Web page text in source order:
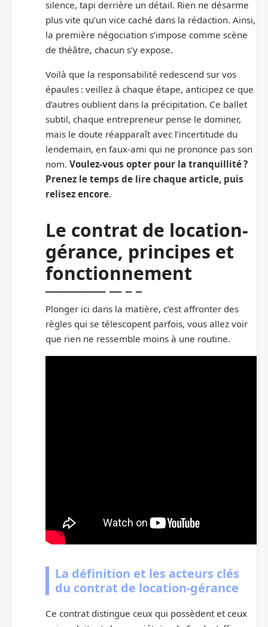
silence, tapi derrière un détail. Rien ne désarme
plus vite qu’un vice caché dans la rédaction. Ainsi,
la première négociation s’impose comme scène
de théâtre, chacun s’y expose.
Voilà que la responsabilité redescend sur vos
épaules : veillez à chaque étape, anticipez ce que
d’autres oublient dans la précipitation. Ce ballet
subtil, chaque entrepreneur pense le dominer,
mais le doute réapparaît avec l’incertitude du
lendemain, en faux-ami qui ne prononce pas son
nom. Voulez-vous opter pour la tranquillité ?
Prenez le temps de lire chaque article, puis
relisez encore.
Le contrat de location-
gérance, principes et
fonctionnement
Plonger ici dans la matière, c’est affronter des
règles qui se télescopent parfois, vous allez voir
que rien ne ressemble moins à une routine.
La définition et les acteurs clés
du contrat de location-gérance
Ce contrat distingue ceux qui possèdent et ceux